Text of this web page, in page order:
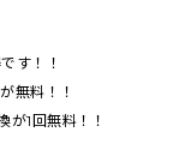
す！！
無料！！
1回無料！！